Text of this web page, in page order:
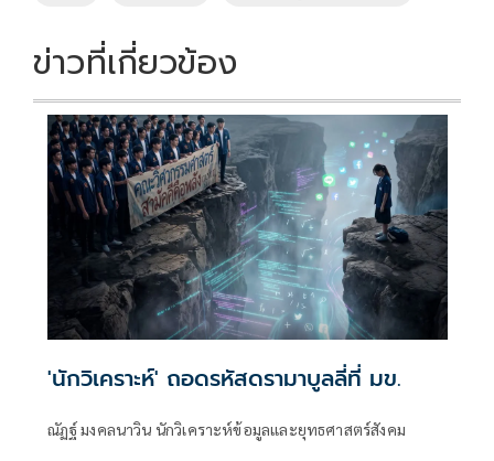
ข่าวที่เกี่ยวข้อง
'นักวิเคราะห์' ถอดรหัสดรามาบูลลี่ที่ มข.
ณัฏฐ์ มงคลนาวิน นักวิเคราะห์ข้อมูลและยุทธศาสตร์สังคม